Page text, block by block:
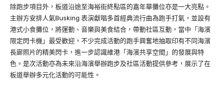
除跑步項目外，板道沿途至海裕街終點區的嘉年華攤位亦是一大亮點。
主辦方安排人氣Busking 表演獻唱多首經典流行曲為跑手打氣，並設有
港式小食攤位，將運動、音樂與美食結合，帶動社區互動，當中「海濱
限定閃卡機」最受歡迎，不少完成活動的跑手興奮地抽取印有不同海濱
長廊照片的精美閃卡，進一步認識維港「海濱共享空間」的發展與特
色。是次活動亦為未來沿海濱舉辦跑步及社區活動提供參考，展示了在
板道舉辦多元化活動的可能性。